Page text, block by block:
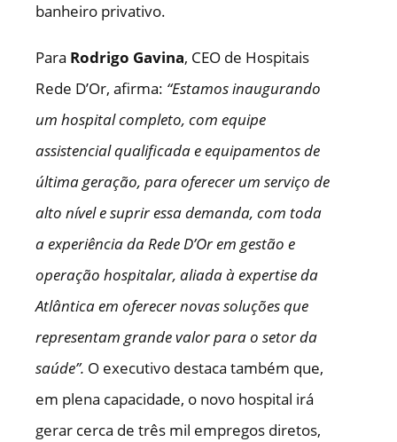
banheiro privativo.
Para Rodrigo Gavina, CEO de Hospitais
Rede D’Or, afirma: “Estamos inaugurando
um hospital completo, com equipe
assistencial qualificada e equipamentos de
última geração, para oferecer um serviço de
alto nível e suprir essa demanda, com toda
a experiência da Rede D’Or em gestão e
operação hospitalar, aliada à expertise da
Atlântica em oferecer novas soluções que
representam grande valor para o setor da
saúde”. O executivo destaca também que,
em plena capacidade, o novo hospital irá
gerar cerca de três mil empregos diretos,